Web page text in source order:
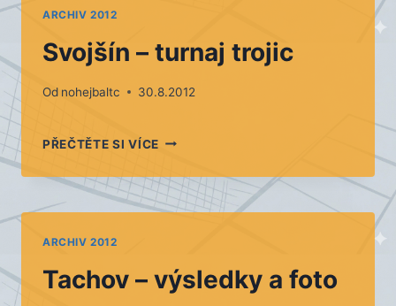
ARCHIV 2012
Svojšín – turnaj trojic
Od nohejbaltc 30.8.2012
PŘEČTĚTE SI VÍCESVOJŠÍN
TURNAJ
TROJIC
ARCHIV 2012
Tachov – výsledky a foto